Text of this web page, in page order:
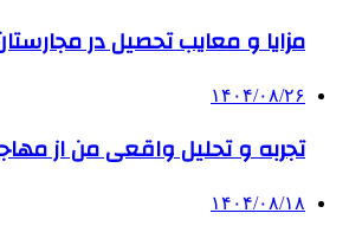
مزایا و معایب تحصیل در مجارستان
۱۴۰۴/۰۸/۲۶
تجربه و تحلیل واقعی من از
۱۴۰۴/۰۸/۱۸